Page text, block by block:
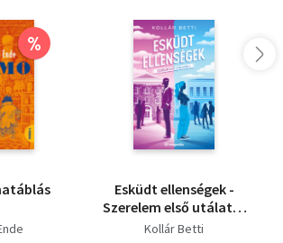
%
Esküdt ellenségek -
Szerelem első utálatra
1. - (Különleges kiadás)
Kollár Betti